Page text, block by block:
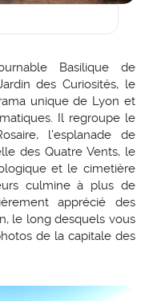
Basilique de
des Curiosités, le
unique de Lyon et
Il regroupe le
l’esplanade de
des Quatre Vents, le
et le cimetière
culmine à plus de
apprécié des
le long desquels vous
de la capitale des